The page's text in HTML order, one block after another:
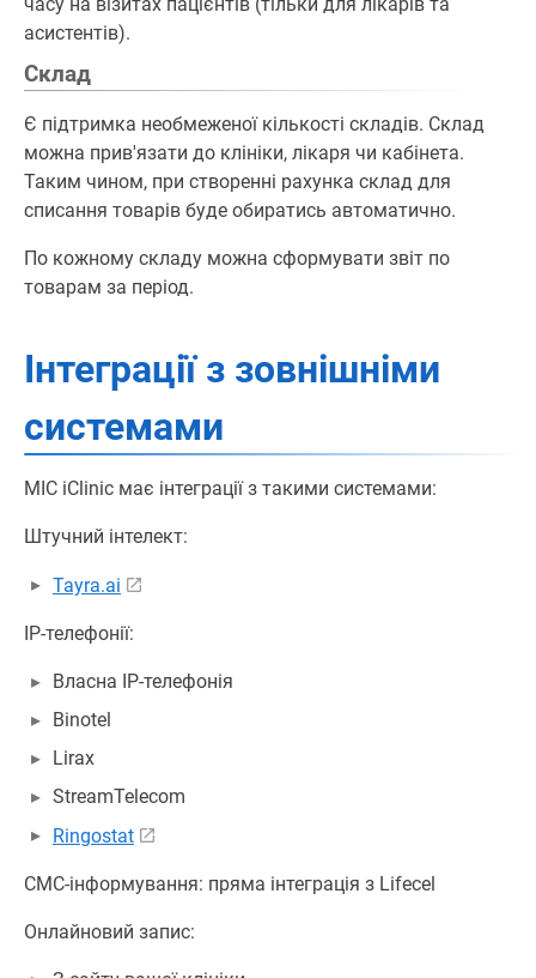
асистентів).
Склад
Є підтримка необмеженої кількості складів. Склад
можна прив'язати до клініки, лікаря чи кабінета.
Таким чином, при створенні рахунка склад для
списання товарів буде обиратись автоматично.
По кожному складу можна сформувати звіт по
товарам за період.
Інтеграції з зовнішніми
системами
МІС iClinic має інтеграції з такими системами:
Штучний інтелект:
Tayra.ai
IP-телефонії:
Власна IP-телефонія
Binotel
Lirax
StreamTelecom
Ringostat
СМС-інформування: пряма інтеграція з Lifecel
Онлайновий запис: